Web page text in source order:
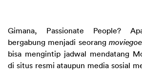
Gimana, Passionate People?
bergabung menjadi seorang
bisa mengintip jadwal mendatang
di situs resmi ataupun media sosial